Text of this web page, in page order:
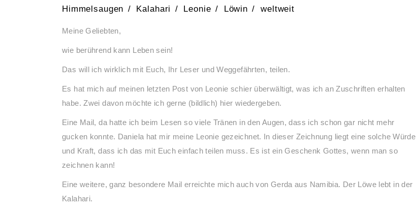
Himmelsaugen / Kalahari / Leonie / Löwin /weltweit
Meine Geliebten,
wie berührend kann Leben sein!
Das will ich wirklich mit Euch, Ihr Leser und Weggefährten, teilen.
Es hat mich auf meinen letzten Post von Leonie schier überwältigt, was ich an Zuschriften erhalten
habe. Zwei davon möchte ich gerne (bildlich) hier wiedergeben.
Eine Mail, da hatte ich beim Lesen so viele Tränen in den Augen, dass ich schon gar nicht mehr
gucken konnte. Daniela hat mir meine Leonie gezeichnet. In dieser Zeichnung liegt eine solche Würde
und Kraft, dass ich das mit Euch einfach teilen muss. Es ist ein Geschenk Gottes, wenn man so
zeichnen kann!
Eine weitere, ganz besondere Mail erreichte mich auch von Gerda aus Namibia. Der Löwe lebt in der
Kalahari.